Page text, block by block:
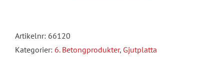
Artikelnr: 66120
Kategorier: 6. Betongprodukter, Gjutplatta